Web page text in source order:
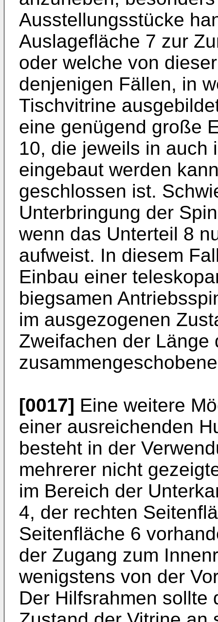
Ausstellungsstücke
Auslagefläche 7 zur
oder welche von
denjenigen Fällen, in
Tischvitrine
eine genügend große
10, die jeweils in auch
eingebaut werden
geschlossen ist.
Unterbringung der
wenn das Unterteil 8
aufweist. In diesem
Einbau einer
biegsamen
im ausgezogenen
Zweifachen der Länge
[0017] Eine weitere
einer ausreichenden
besteht in der
mehrerer nicht
im Bereich der
4, der rechten
Seitenfläche 6
der Zugang zum
wenigstens von der
Der Hilfsrahmen sollte